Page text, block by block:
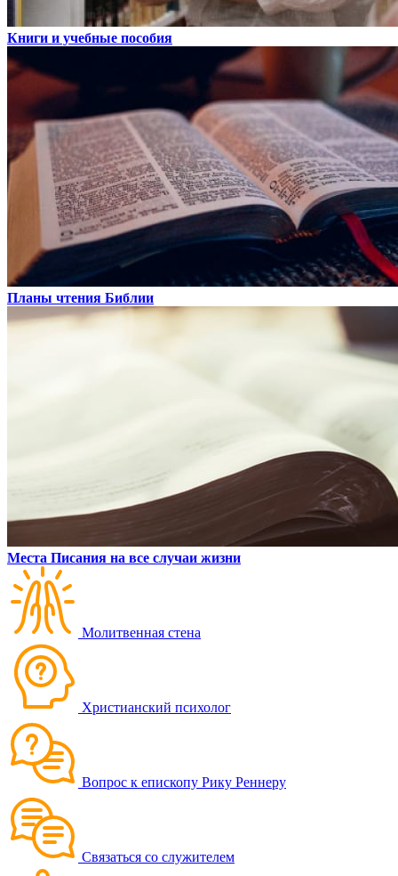
Книги и учебные пособия
Планы чтения Библии
Места Писания на все случаи жизни
Молитвенная стена
Христианский психолог
Вопрос к епископу Рику Реннеру
Связаться со служителем